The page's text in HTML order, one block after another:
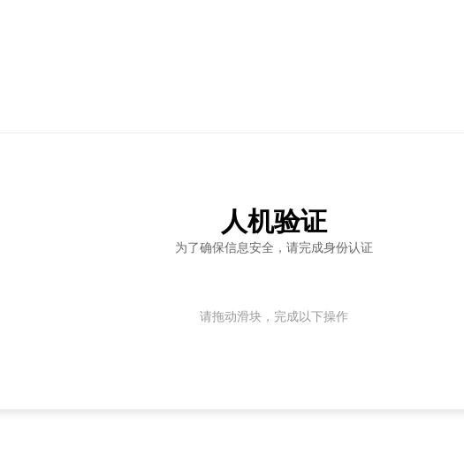
人机验证
为了确保信息安全，请完成身份认证
请拖动滑块，完成以下操作